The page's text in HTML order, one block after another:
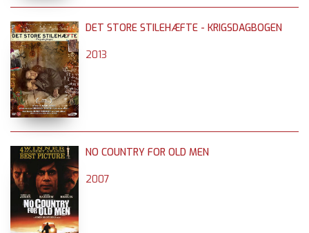
DET STORE STILEHÆFTE - KRIGSDAGBOGEN
2013
NO COUNTRY FOR OLD MEN
2007